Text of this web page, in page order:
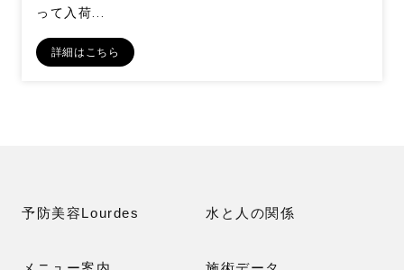
って入荷...
詳細はこちら
予防美容Lourdes 水と人の関係
電話番号